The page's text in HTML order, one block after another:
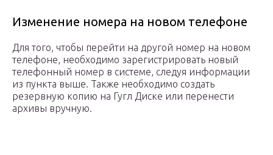
Изменение номера на новом телефоне
Для того, чтобы перейти на другой номер на новом
телефоне, необходимо зарегистрировать новый
телефонный номер в системе, следуя информации
из пункта выше. Также необходимо создать
резервную копию на Гугл Диске или перенести
архивы вручную.